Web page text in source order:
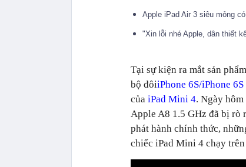
Apple iPad Air 3 siêu mỏng
"Xin lỗi nhé Apple, dân thiết
Tại sự kiện ra mắt sản
bộ đôiiPhone 6S/iPhone 6S
của iPad Mini 4. Ngày
Apple A8 1.5 GHz đã bị rò
phát hành chính thức,
chiếc iPad Mini 4 chạy